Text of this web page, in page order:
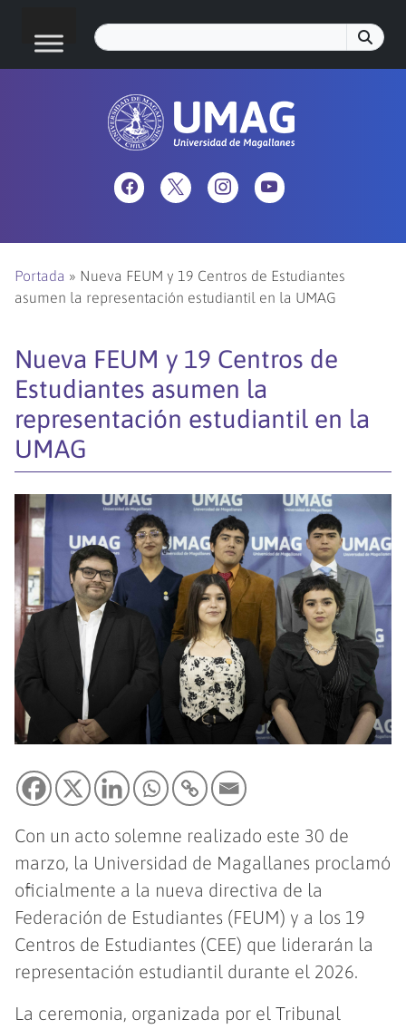
Portada » Nueva FEUM y 19 Centros de Estudiantes
asumen la representación estudiantil en la UMAG
Nueva FEUM y 19 Centros de
Estudiantes asumen la
representación estudiantil en la
UMAG
Con un acto solemne realizado este 30 de
marzo, la Universidad de Magallanes proclamó
oficialmente a la nueva directiva de la
Federación de Estudiantes (FEUM) y a los 19
Centros de Estudiantes (CEE) que liderarán la
representación estudiantil durante el 2026.
La ceremonia, organizada por el Tribunal